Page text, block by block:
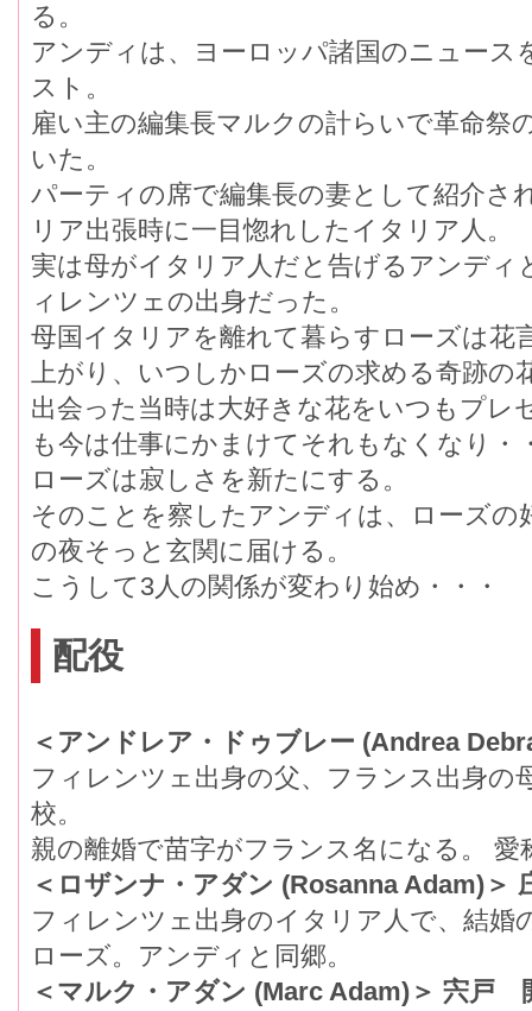
る。
アンディは、ヨーロッパ諸国のニュース
スト。
雇い主の編集長マルクの計らいで革命祭
いた。
パーティの席で編集長の妻として紹介さ
リア出張時に一目惚れしたイタリア人。
実は母がイタリア人だと告げるアンディ
ィレンツェの出身だった。
母国イタリアを離れて暮らすローズは花
上がり、いつしかローズの求める奇跡の
出会った当時は大好きな花をいつもプレ
も今は仕事にかまけてそれもなくなり・
ローズは寂しさを新たにする。
そのことを察したアンディは、ローズの
の夜そっと玄関に届ける。
こうして3人の関係が変わり始め・・・
配役
＜アンドレア・ドゥブレー (Andrea
フィレンツェ出身の父、フランス出身の
校。
親の離婚で苗字がフランス名になる。 愛
＜ロザンナ・アダン (Rosanna Adam)＞
フィレンツェ出身のイタリア人で、結婚
ローズ。アンディと同郷。
＜マルク・アダン (Marc Adam)＞ 宍戸